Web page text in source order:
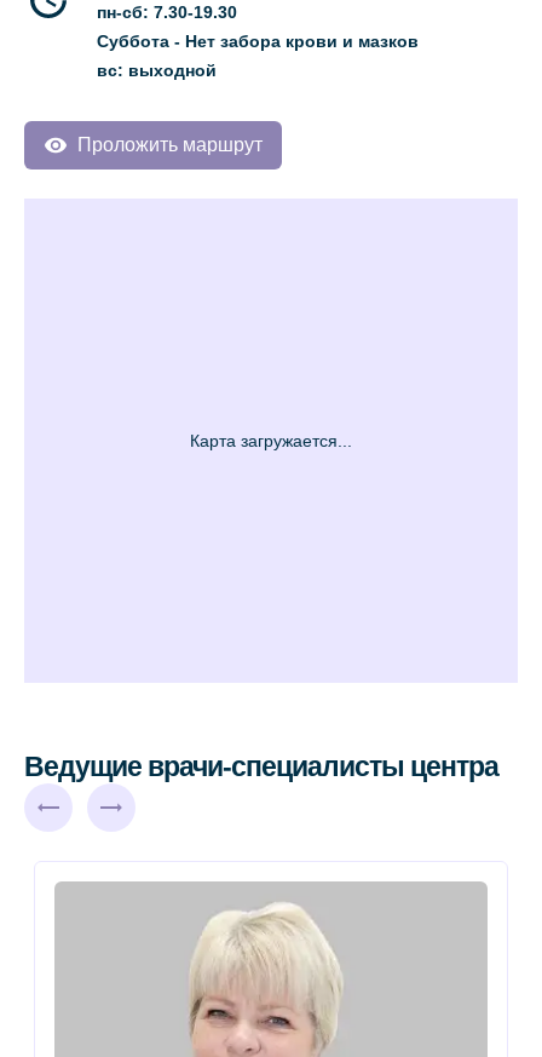
пн-сб: 7.30-19.30
Суббота - Нет забора крови и мазков
вс: выходной
Проложить маршрут
Ведущие врачи-специалисты центра